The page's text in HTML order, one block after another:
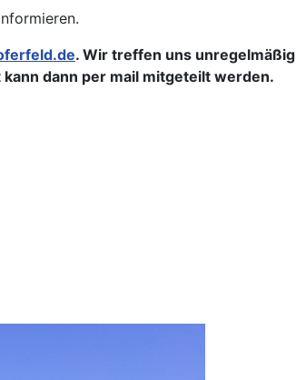
. Wir treffen uns unregelmäßig
dann per mail mitgeteilt werden.